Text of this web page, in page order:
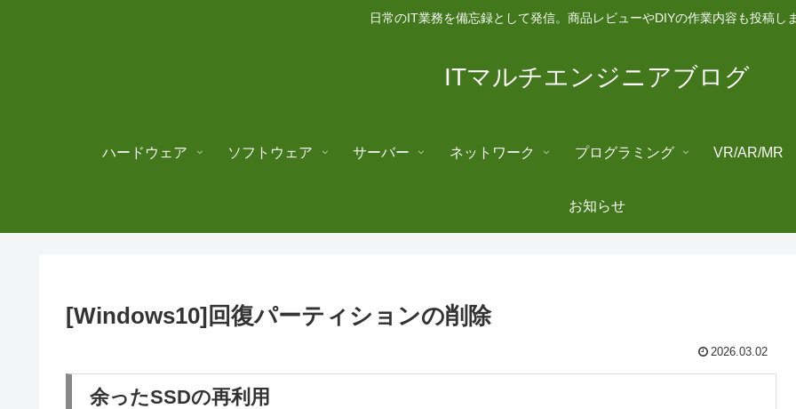
日常のIT業務を備忘録として発信。商品レビューやDIYの作業内容も投稿し
ITマルチエンジニアブログ
ハードウェア ソフトウェア サーバー ネットワーク プログラミング VR/AR/MR
お知らせ
[Windows10]回復パーティションの削除
2026.03.02
余ったSSDの再利用